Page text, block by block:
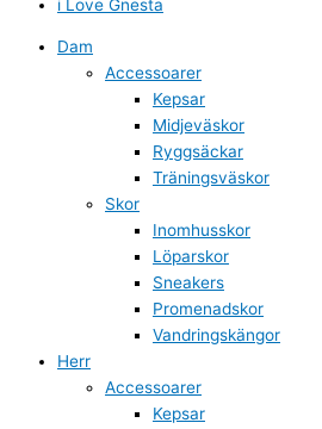
i Love Gnesta
Dam
Accessoarer
Kepsar
Midjeväskor
Ryggsäckar
Träningsväskor
Skor
Inomhusskor
Löparskor
Sneakers
Promenadskor
Vandringskängor
Herr
Accessoarer
Kepsar